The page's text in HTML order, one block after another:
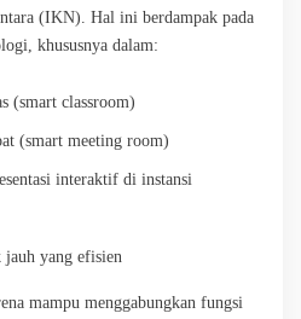
(IKN). Hal ini berdampak pada
khususnya dalam:
(smart classroom)
(smart meeting room)
interaktif di instansi
yang efisien
mampu menggabungkan fungsi